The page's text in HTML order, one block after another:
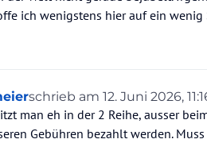
ich wenigstens hier auf ein
schrieb am 12. Juni 2026,
zuletzt editiert von
man eh in der 2 Reihe, ausser
Gebühren bezahlt werden. Muss